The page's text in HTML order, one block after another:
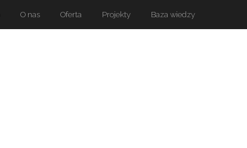
O nas Oferta Projekty Baza wiedzy